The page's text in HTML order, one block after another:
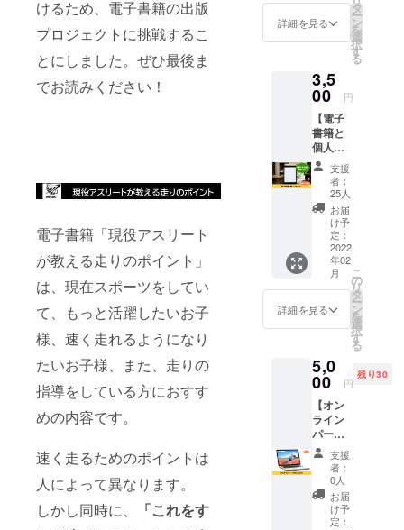
けるため、電子書籍の出版
プロジェクトに挑戦するこ
とにしました。ぜひ最後ま
でお読みください！
電子書籍「現役アスリート
が教える走りのポイント」
は、現在スポーツをしてい
て、もっと活躍したいお子
様、速く走れるようになり
たいお子様、また、走りの
指導をしている方におすす
めの内容です。
速く走るためのポイントは
人によって異なります。
しかし同時に、
「これをす
の予定
です。
だきま
す。 ※
す。 ※
電子書
籍は自
費出版
となり
ます。
※ページ
数は50
～70
ページ
の予定
です。
スポン
サーに
なれる
権利で
子書籍
にあな
たのお
名前を
掲載さ
せてい
ただき
ます。
あなた
のお名
前を電
子書籍
でPRで
きま
す。 さ
らに、
一般社
岡俊樹
よりお
礼の
メール
をお送
りさせ
ていた
だきま
す。 ※
購入時
の備考
欄に掲
詳細を見る
タ
ー
ン
を
選
択
す
る
3,5
00 円
【電子
書籍と
個人ス
ポン
サー】
電子書
籍「現
役アス
リート
が教え
る走り
のポイ
ント」
をお届
けしま
す。 そ
電子書
籍「現
役アス
リート
が教え
る走り
のポイ
ント」
の個人
スポン
サーと
してあ
支援
者：
25人
お届
け予
定：
2022
年02
月
詳細を見る
こ
の
リ
タ
ー
ン
を
選
択
す
る
5,0
00 円
残り30
【オン
ライン
パーソ
ナル
レッス
ン】 一
般社団
法人
NEXUS
支援
者：
0人
お届
け予
定：